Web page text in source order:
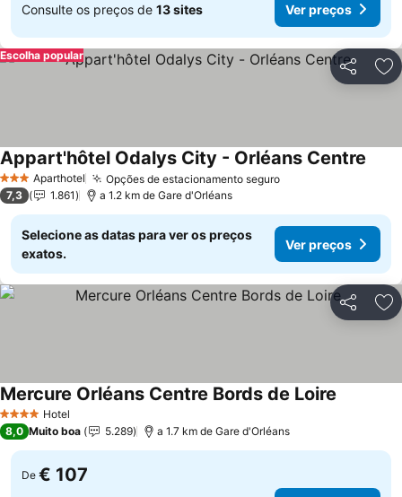
Consulte os preços de 13 sites Ver preços
Partilhar
Escolha popular
3 EstrelasAparthotel Opções de estacionamento seguro
Appart'hôtel Odalys City - Orléans Centre
7,3 1.861 a 1.2 km de Gare d'Orléans
Selecione as datas para ver os preços
exatos.
Ver preços
Partilhar
4 EstrelasHotel
Mercure Orléans Centre Bords de Loire
8,0 Muito boa 5.289 a 1.7 km de Gare d'Orléans
De € 107